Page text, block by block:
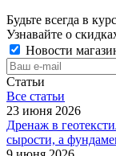
Будьте всегда в
Узнавайте о
Новости
Статьи
Все cтатьи
23 июня 2026
Дренаж в
сырости, а